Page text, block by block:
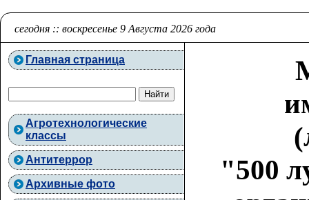
сегодня :: воскресенье 9 Августа 2026 года
Главная страница
Агротехнологические
классы
Антитеррор
Архивные фото
"500